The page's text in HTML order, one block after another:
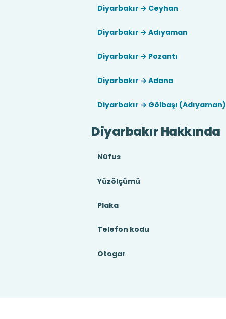
Diyarbakır → Ceyhan
Diyarbakır → Adıyaman
Diyarbakır → Pozantı
Diyarbakır → Adana
Diyarbakır → Gölbaşı (Adıyaman)
Diyarbakır Hakkında
Nüfus
Yüzölçümü
Plaka
Telefon kodu
Otogar